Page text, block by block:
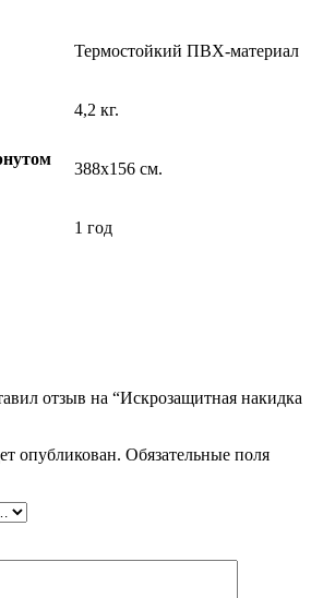
Термостойкий ПВХ-материал
4,2 кг.
388х156 см.
1 год
отзыв на “Искрозащитная накидка
опубликован. Обязательные поля